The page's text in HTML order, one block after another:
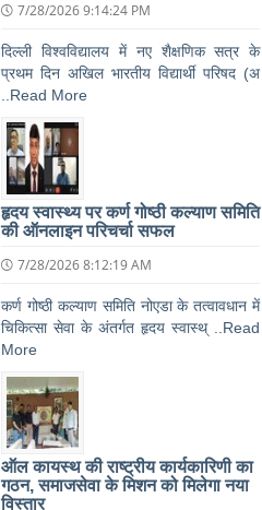
7/28/2026 9:14:24 PM
दिल्ली विश्वविद्यालय में नए शैक्षणिक सत्र के
प्रथम दिन अखिल भारतीय विद्यार्थी परिषद (अ
..Read More
हृदय स्वास्थ्य पर कर्ण गोष्ठी कल्याण समिति
की ऑनलाइन परिचर्चा सफल
7/28/2026 8:12:19 AM
कर्ण गोष्ठी कल्याण समिति नोएडा के तत्वावधान में
चिकित्सा सेवा के अंतर्गत हृदय स्वास्थ् ..Read
More
ऑल कायस्थ की राष्ट्रीय कार्यकारिणी का
गठन, समाजसेवा के मिशन को मिलेगा नया
विस्तार